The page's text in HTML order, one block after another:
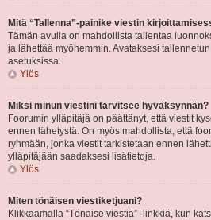
Mitä “Tallenna”-painike viestin
Tämän avulla on mahdollista tallentaa
ja lähettää myöhemmin. Avataksesi
asetuksissa.
Ylös
Miksi minun viestini tarvitsee hyväksynnän?
Foorumin ylläpitäjä on päättänyt, että viestit
ennen lähetystä. On myös mahdollista, että
ryhmään, jonka viestit tarkistetaan ennen
ylläpitäjään saadaksesi lisätietoja.
Ylös
Miten tönäisen viestiketjuani?
Klikkaamalla “Tönaise viestiä” -linkkiä, kun